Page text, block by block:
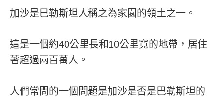
加沙是巴勒斯坦人稱之為家園的領土之一。
這是一個約40公里長和10公里寬的地帶，居住
著超過兩百萬人。
人們常問的一個問題是加沙是否是巴勒斯坦的